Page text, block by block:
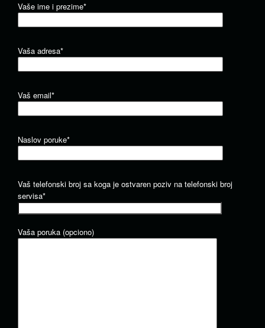
Vaše ime i prezime*
Vaša adresa*
Vaš email*
Naslov poruke*
Vaš telefonski broj sa koga je ostvaren poziv na telefonski broj
servisa*
Vaša poruka (opciono)